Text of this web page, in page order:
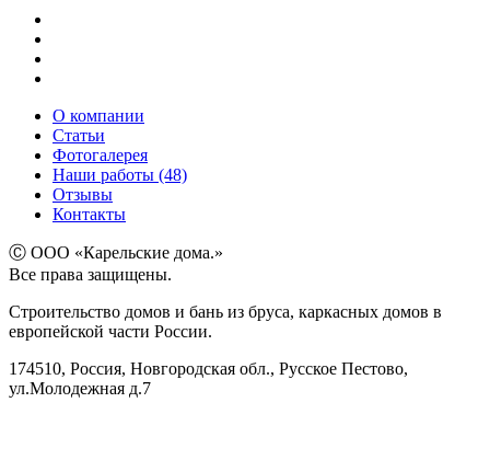
О компании
Статьи
Фотогалерея
Наши работы (48)
Отзывы
Контакты
Ⓒ ООО «Карельские дома.»
Все права защищены.
Строительство домов и бань из бруса, каркасных домов в
европейской части России.
174510, Россия, Новгородская обл., Русское Пестово,
ул.Молодежная д.7